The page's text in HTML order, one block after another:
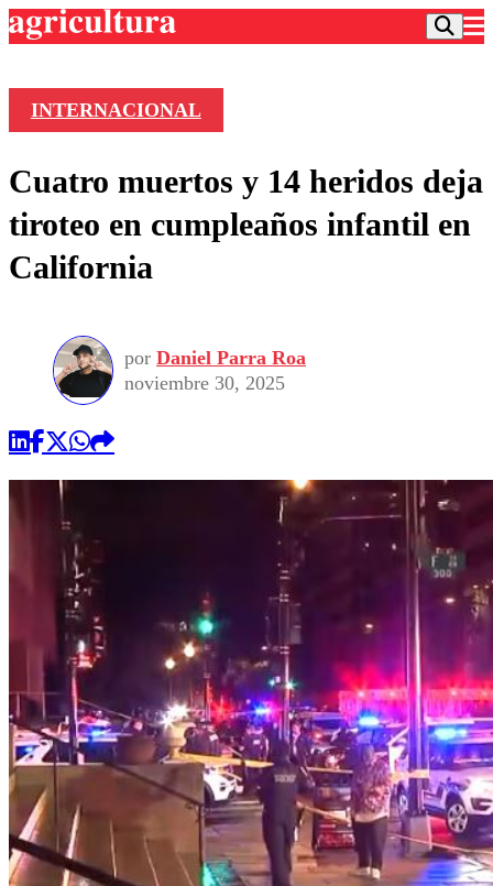
Frecuencias
Agricultura TV
Deportes
Colo Colo
Seleccion Chilena
Torneo Internacional
Universidad de Chile
Entretención
Economía
Internacional
Sustentabilidad
Publicaciones en medios
Opinión
INTERNACIONAL
Cuatro muertos y 14 heridos deja
tiroteo en cumpleaños infantil en
California
por Daniel Parra Roa
noviembre 30, 2025